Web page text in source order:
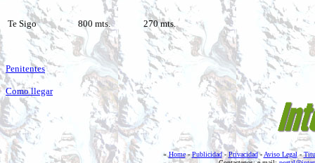
Te Sigo 800 mts. 270 mts.
Penitentes
Como llegar
«Home-Publicidad- Privacidad- Aviso Legal-